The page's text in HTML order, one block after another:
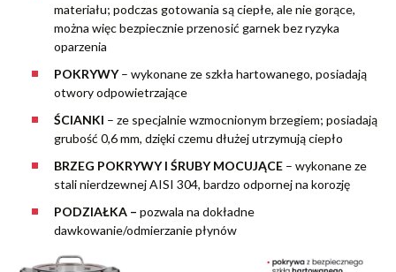
materiału; podczas gotowania są ciepłe, ale nie gorące,
można więc bezpiecznie przenosić garnek bez ryzyka
oparzenia
POKRYWY– wykonane ze szkła hartowanego, posiadają
otwory odpowietrzające
ŚCIANKI – ze specjalnie wzmocnionym brzegiem; posiadają
grubość 0,6 mm, dzięki czemu dłużej utrzymują ciepło
BRZEG POKRYWY I ŚRUBY MOCUJĄCE – wykonane ze
stali nierdzewnej AISI 304, bardzo odpornej na korozję
PODZIAŁKA – pozwala na dokładne
dawkowanie/odmierzanie płynów